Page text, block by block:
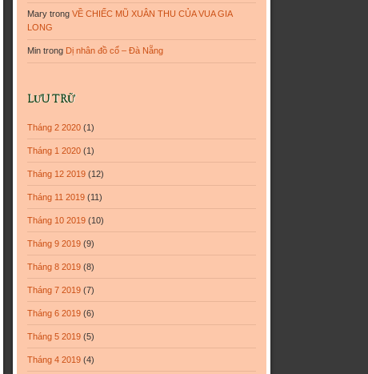
Mary trongVỀ CHIẾC MŨ XUÂN THU CỦA VUA GIA
LONG
Min trong Dị nhân đồ cổ – Đà Nẵng
LƯU TRỮ
Tháng 2 2020 (1)
Tháng 1 2020 (1)
Tháng 12 2019 (12)
Tháng 11 2019 (11)
Tháng 10 2019 (10)
Tháng 9 2019 (9)
Tháng 8 2019 (8)
Tháng 7 2019 (7)
Tháng 6 2019 (6)
Tháng 5 2019 (5)
Tháng 4 2019 (4)